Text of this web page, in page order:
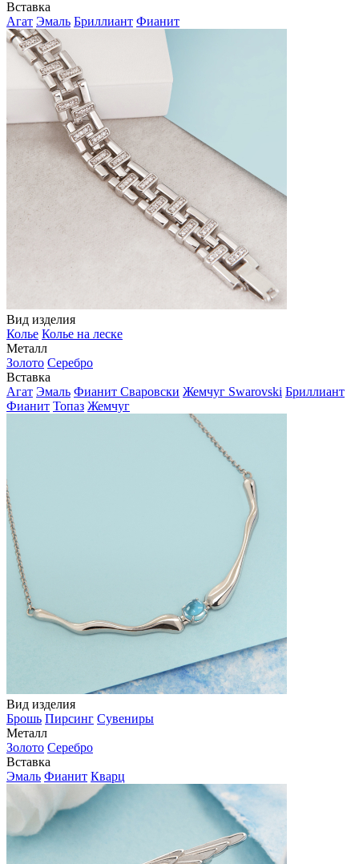
Вставка
Агат Эмаль Бриллиант Фианит
Вид изделия
Колье Колье на леске
Металл
Золото Серебро
Вставка
Агат Эмаль Фианит Сваровски Жемчуг Swarovski Бриллиант
Фианит Топаз Жемчуг
Вид изделия
Брошь Пирсинг Сувениры
Металл
Золото Серебро
Вставка
Эмаль Фианит Кварц